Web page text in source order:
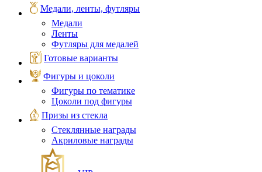
Медали, ленты, футляры
Медали
Ленты
Футляры для медалей
Готовые варианты
Фигуры и цоколи
Фигуры по тематике
Цоколи под фигуры
Призы из стекла
Стеклянные награды
Акриловые награды